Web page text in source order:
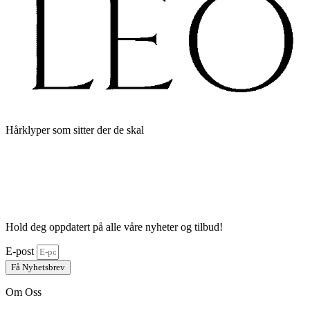
Hårklyper som sitter der de skal
Hold deg oppdatert på alle våre nyheter og tilbud!
E-post
Få Nyhetsbrev
Om Oss